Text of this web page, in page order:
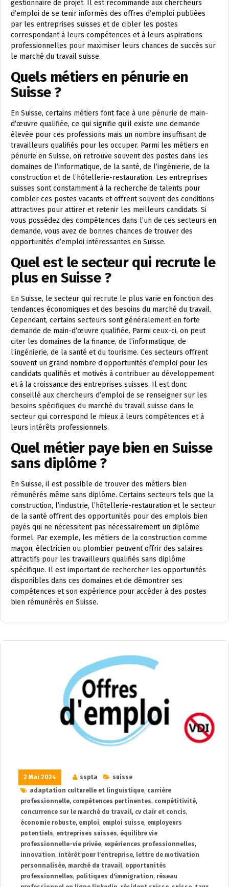
gestionnaire de projet. Il est recommandé aux chercheurs
d’emploi de se tenir informés des offres d’emploi publiées
par les entreprises suisses et de cibler les postes
correspondant à leurs compétences et à leurs aspirations
professionnelles pour maximiser leurs chances de succès sur
le marché du travail suisse.
Quels métiers en pénurie en
Suisse ?
En Suisse, certains métiers font face à une pénurie de main-
d’œuvre qualifiée, ce qui signifie qu’il existe une demande
élevée pour ces professions mais un nombre insuffisant de
travailleurs qualifiés pour les occuper. Parmi les métiers en
pénurie en Suisse, on retrouve souvent des postes dans les
domaines de l’informatique, de la santé, de l’ingénierie, de la
construction et de l’hôtellerie-restauration. Les entreprises
suisses sont constamment à la recherche de talents pour
combler ces postes vacants et offrent souvent des conditions
attractives pour attirer et retenir les meilleurs candidats. Si
vous possédez des compétences dans l’un de ces secteurs en
demande, vous avez de bonnes chances de trouver des
opportunités d’emploi intéressantes en Suisse.
Quel est le secteur qui recrute le
plus en Suisse ?
En Suisse, le secteur qui recrute le plus varie en fonction des
tendances économiques et des besoins du marché du travail.
Cependant, certains secteurs sont généralement en forte
demande de main-d’œuvre qualifiée. Parmi ceux-ci, on peut
citer les domaines de la finance, de l’informatique, de
l’ingénierie, de la santé et du tourisme. Ces secteurs offrent
souvent un grand nombre d’opportunités d’emploi pour les
candidats qualifiés et motivés à contribuer au développement
et à la croissance des entreprises suisses. Il est donc
conseillé aux chercheurs d’emploi de se renseigner sur les
besoins spécifiques du marché du travail suisse dans le
secteur qui correspond le mieux à leurs compétences et à
leurs intérêts professionnels.
Quel métier paye bien en Suisse
sans diplôme ?
En Suisse, il est possible de trouver des métiers bien
rémunérés même sans diplôme. Certains secteurs tels que la
construction, l’industrie, l’hôtellerie-restauration et le secteur
de la santé offrent des opportunités pour des emplois bien
payés qui ne nécessitent pas nécessairement un diplôme
formel. Par exemple, les métiers de la construction comme
maçon, électricien ou plombier peuvent offrir des salaires
attractifs pour les travailleurs qualifiés sans diplôme
spécifique. Il est important de rechercher les opportunités
disponibles dans ces domaines et de démontrer ses
compétences et son expérience pour accéder à des postes
bien rémunérés en Suisse.
2 Mai 2024 sspta
suisse
adaptation culturelle et linguistique, carrière
professionnelle, compétences pertinentes, compétitivité,
concurrence sur le marché du travail, cv clair et concis,
économie robuste, emploi, emploi suisse, employeurs
potentiels, entreprises suisses, équilibre vie
professionnelle-vie privée, expériences professionnelles,
innovation, intérêt pour l'entreprise, lettre de motivation
personnalisée, marché du travail, opportunités
professionnelles, politiques d'immigration, réseau